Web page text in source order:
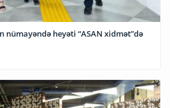
heyəti “ASAN xidmət”də